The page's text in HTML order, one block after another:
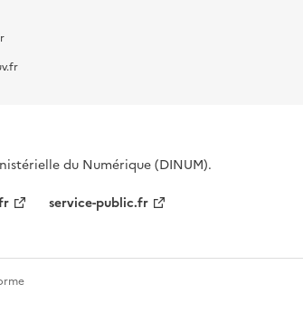
du Numérique (DINUM).
service-public.fr